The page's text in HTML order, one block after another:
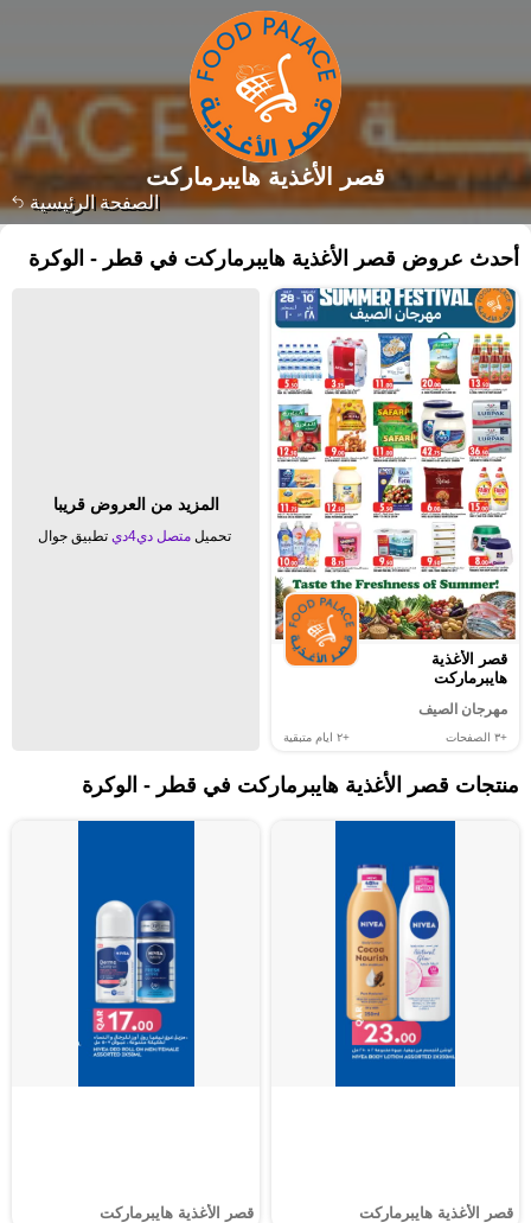
الصفحة الرئيسية
قصر الأغذية هايبرماركت
أحدث عروض قصر الأغذية هايبرماركت في قطر - الوكرة
قصر الأغذية
هايبرماركت
مهرجان الصيف
+٣ الصفحات +٢ ايام متبقية
المزيد من العروض قريبا
تحميل متصل دي4دي تطبيق جوال
منتجات قصر الأغذية هايبرماركت في قطر - الوكرة
قصر الأغذية هايبرماركت قصر الأغذية هايبرماركت